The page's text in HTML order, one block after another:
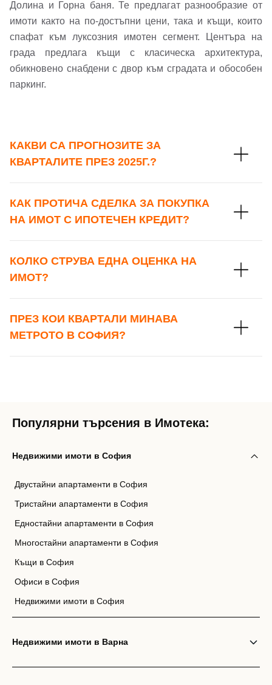
Парола
Вход
Вход като гост
Вход с Google
Долина и Горна баня. Те предлагат разнообразие от
имоти както на по-достъпни цени, така и къщи, които
спафат към луксозния имотен сегмент. Центъра на
града предлага къщи с класическа архитектура,
обикновено снабдени с двор към сградата и обособен
паркинг.
КАКВИ СА ПРОГНОЗИТЕ ЗА
КВАРТАЛИТЕ ПРЕЗ 2025Г.?
КАК ПРОТИЧА СДЕЛКА ЗА ПОКУПКА
НА ИМОТ С ИПОТЕЧЕН КРЕДИТ?
КОЛКО СТРУВА ЕДНА ОЦЕНКА НА
ИМОТ?
ПРЕЗ КОИ КВАРТАЛИ МИНАВА
МЕТРОТО В СОФИЯ?
Телефон*
Заяви оглед
Популярни търсения в Имотека:
Недвижими имоти в София
Двустайни апартаменти в София
Тристайни апартаменти в София
Едностайни апартаменти в София
Многостайни апартаменти в София
Къщи в София
Офиси в София
Недвижими имоти в София
Недвижими имоти в Варна